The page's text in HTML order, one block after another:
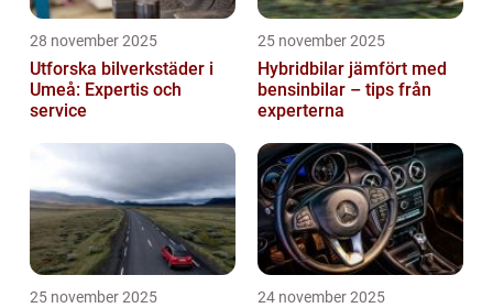
28 november 2025
Utforska bilverkstäder i
Umeå: Expertis och
service
25 november 2025
Hybridbilar jämfört med
bensinbilar – tips från
experterna
25 november 2025 24 november 2025